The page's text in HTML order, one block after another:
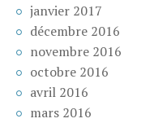
janvier 2017
décembre 2016
novembre 2016
octobre 2016
avril 2016
mars 2016